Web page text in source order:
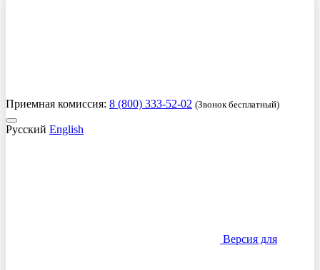
Приемная комиссия: 8 (800) 333-52-02 (Звонок бесплатный)
Русский English
Версия для